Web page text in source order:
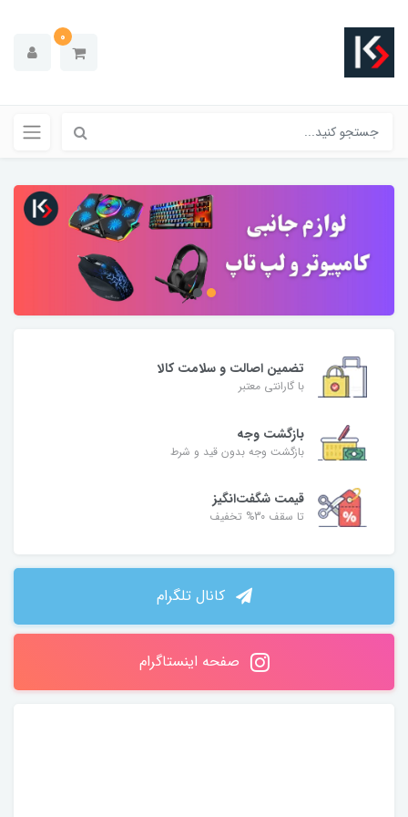
0
تضمین اصالت و سلامت کالا
با گارانتی معتبر
بازگشت وجه
بازگشت وجه بدون قید و شرط
قیمت شگفت‌انگیز
تا سقف 30% تخفیف
کانال تلگرام
صفحه اینستاگرام